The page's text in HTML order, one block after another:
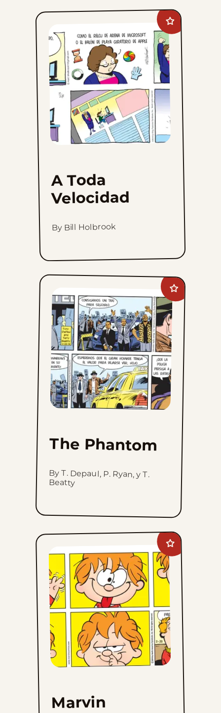
Add
Toda
Velocidad
favorites
A Toda
Velocidad
By Bill Holbrook
Add
The
Phantom
favorites
The Phantom
By T. Depaul, P. Ryan, y T.
Beatty
Add
Marvin
favorites
Marvin